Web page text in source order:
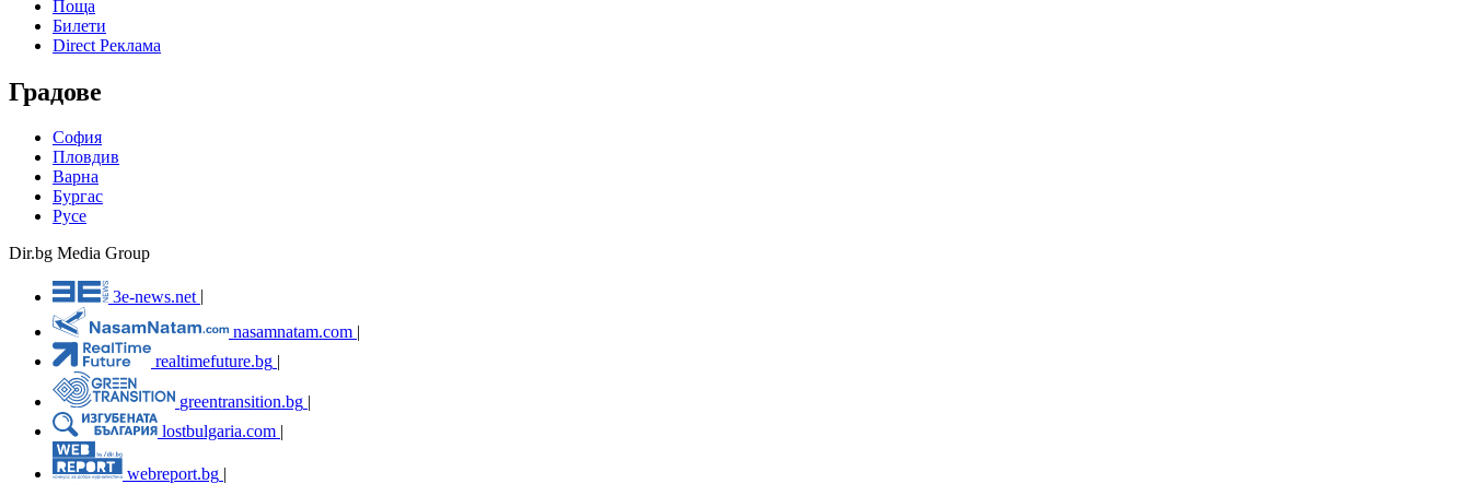
Поща
Билети
Direct Реклама
Градове
София
Пловдив
Варна
Бургас
Русе
Dir.bg Media Group
3e-news.net
nasamnatam.com |
realtimefuture.bg |
greentransition.bg |
lostbulgaria.com |
webreport.bg